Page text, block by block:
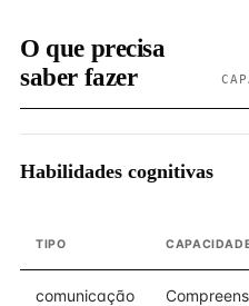
O que precisa
saber fazer
Habilidades cognitivas
TIPO
comunicação